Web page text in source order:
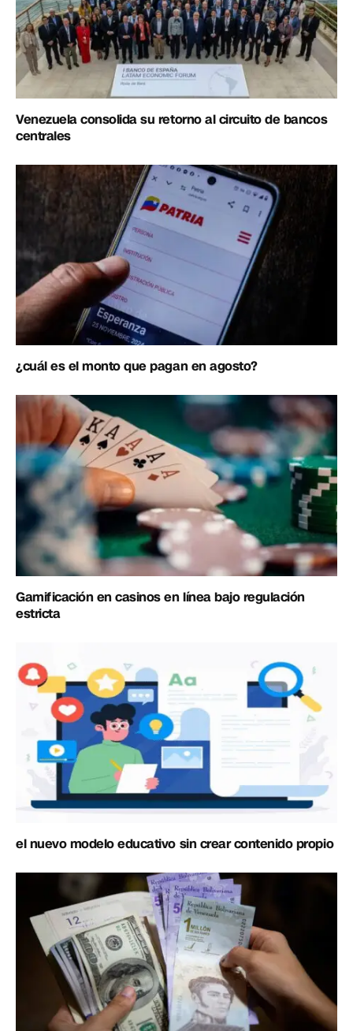
Venezuela consolida su retorno al circuito de bancos
centrales
¿cuál es el monto que pagan en agosto?
Gamificación en casinos en línea bajo regulación
estricta
el nuevo modelo educativo sin crear contenido propio